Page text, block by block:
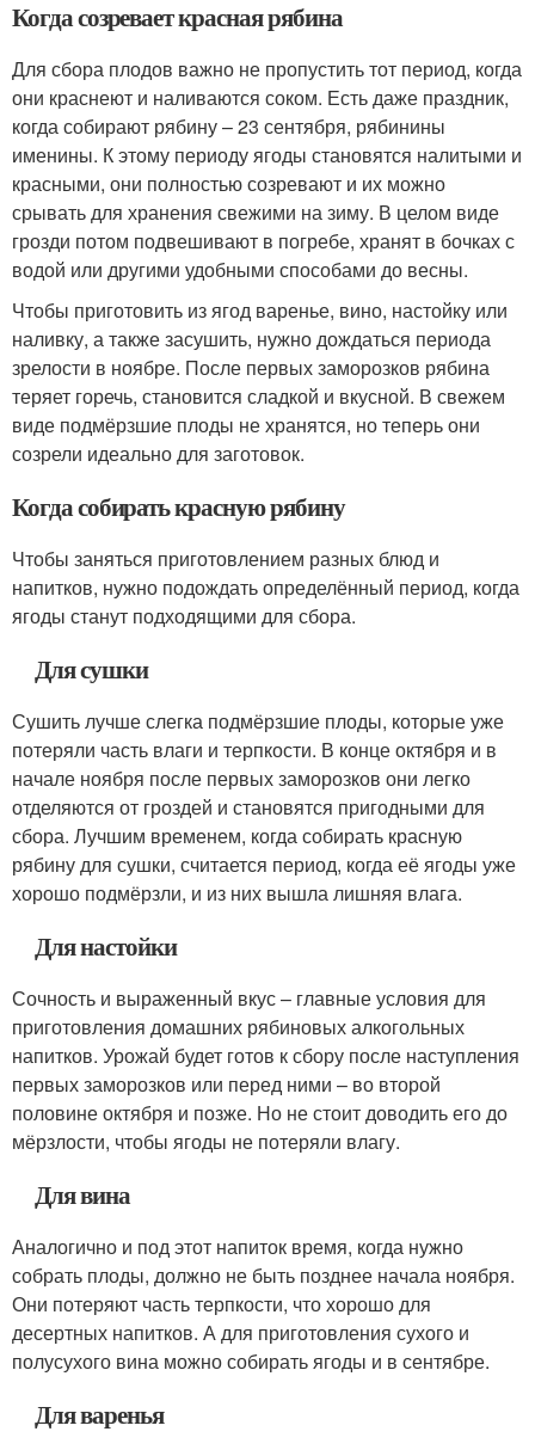
Когда созревает красная рябина
Для сбора плодов важно не пропустить тот период, когда
они краснеют и наливаются соком. Есть даже праздник,
когда собирают рябину – 23 сентября, рябинины
именины. К этому периоду ягоды становятся налитыми и
красными, они полностью созревают и их можно
срывать для хранения свежими на зиму. В целом виде
грозди потом подвешивают в погребе, хранят в бочках с
водой или другими удобными способами до весны.
Чтобы приготовить из ягод варенье, вино, настойку или
наливку, а также засушить, нужно дождаться периода
зрелости в ноябре. После первых заморозков рябина
теряет горечь, становится сладкой и вкусной. В свежем
виде подмёрзшие плоды не хранятся, но теперь они
созрели идеально для заготовок.
Когда собирать красную рябину
Чтобы заняться приготовлением разных блюд и
напитков, нужно подождать определённый период, когда
ягоды станут подходящими для сбора.
Для сушки
Сушить лучше слегка подмёрзшие плоды, которые уже
потеряли часть влаги и терпкости. В конце октября и в
начале ноября после первых заморозков они легко
отделяются от гроздей и становятся пригодными для
сбора. Лучшим временем, когда собирать красную
рябину для сушки, считается период, когда её ягоды уже
хорошо подмёрзли, и из них вышла лишняя влага.
Для настойки
Сочность и выраженный вкус – главные условия для
приготовления домашних рябиновых алкогольных
напитков. Урожай будет готов к сбору после наступления
первых заморозков или перед ними – во второй
половине октября и позже. Но не стоит доводить его до
мёрзлости, чтобы ягоды не потеряли влагу.
Для вина
Аналогично и под этот напиток время, когда нужно
собрать плоды, должно не быть позднее начала ноября.
Они потеряют часть терпкости, что хорошо для
десертных напитков. А для приготовления сухого и
полусухого вина можно собирать ягоды и в сентябре.
Для варенья